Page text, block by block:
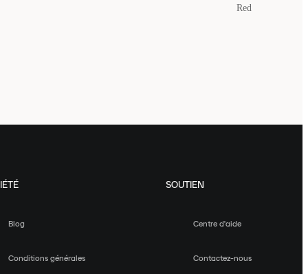
Red
Blog
Conditions générales
SOUTIEN
Centre d'aide
Contactez-nous